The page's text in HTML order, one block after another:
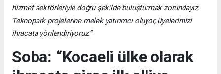
hizmet sektörleriyle doğru şekilde buluşturmak zorundayız.
Teknopark projelerine melek yatırımcı oluyor, üyelerimizi
ihracata yönlendiriyoruz.”
Soba: “Kocaeli ülke olarak